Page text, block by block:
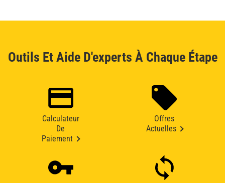
Outils Et Aide D'experts À Chaque Étape
Calculateur
De
Paiement
Offres
Actuelles